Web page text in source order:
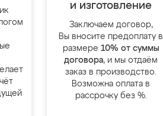
и изготовление
Заключаем договор,
Вы вносите предоплату в
размере 10% от суммы
договора, и мы отдаём
заказ в производство.
Возможна оплата в
рассрочку без %.